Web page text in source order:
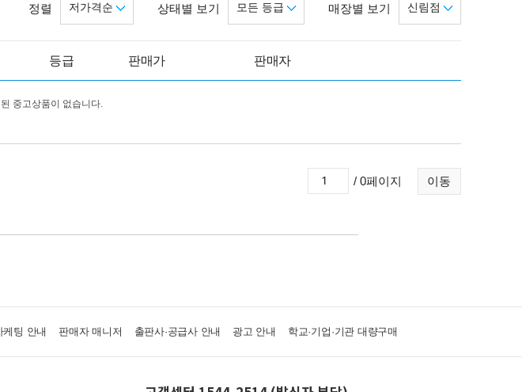
매장별 보기 신림점
상태별 보기 모든 등급
정렬 저가격순
등급 판매가 판매자
중고상품이 없습니다.
이동
/ 0페이지
케팅 안내 판매자 매니저 출판사·공급사 안내 광고 안내 학교·기업·기관 대량구매